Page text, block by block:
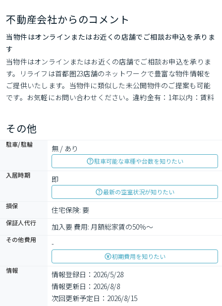
不動産会社からのコメント
当物件はオンラインまたはお近くの店舗でご相談お申込を承りま
す
当物件はオンラインまたはお近くの店舗でご相談お申込を承りま
す。リライフは首都圏23店舗のネットワークで豊富な物件情報を
ご提供いたします。当物件に類似した未公開物件のご提案も可能
です。お気軽にお問い合わせください。違約金有：1年以内：賃料
その他
駐車/駐輪 無 / あり
駐車可能な車種や台数を知りたい
入居時期
即
最新の空室状況が知りたい
損保
住宅保険: 要
保証人代行 加入要 費用: 月額総家賃の50％～
その他費用 -
初期費用を知りたい
情報
情報登録日：2026/5/28
情報更新日：2026/8/8
次回更新予定日：2026/8/15